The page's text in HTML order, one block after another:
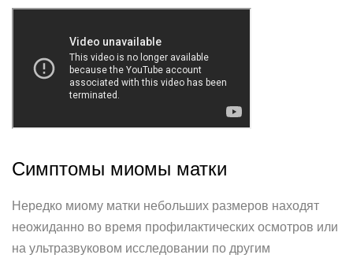
Симптомы миомы матки
Нередко миому матки небольших размеров находят
неожиданно во время профилактических осмотров или
на ультразвуковом исследовании по другим